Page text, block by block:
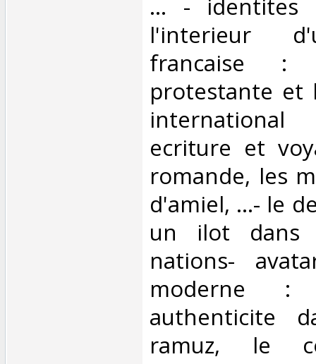
... - identites
l'interieur
francaise :
protestante et
ecriture et
romande, les
d'amiel, ...- le
un ilot dans
nations-
moderne
authenticite
ramuz, le